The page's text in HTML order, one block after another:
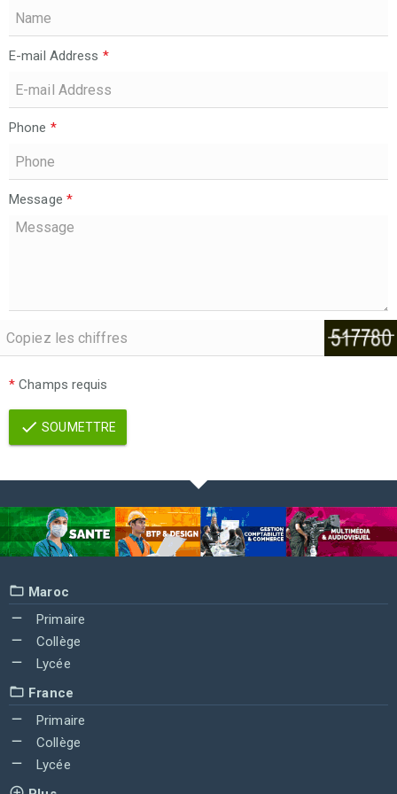
E-mail Address *
Phone *
Message *
* Champs requis
SOUMETTRE
Maroc
Primaire
Collège
Lycée
France
Primaire
Collège
Lycée